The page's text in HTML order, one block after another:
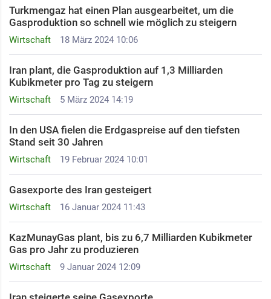
Wirtschaft 18 März 2024 10:06
Turkmengaz hat einen Plan ausgearbeitet, um die
Gasproduktion so schnell wie möglich zu steigern
Wirtschaft 5 März 2024 14:19
Iran plant, die Gasproduktion auf 1,3 Milliarden
Kubikmeter pro Tag zu steigern
Wirtschaft 19 Februar 2024 10:01
In den USA fielen die Erdgaspreise auf den tiefsten
Stand seit 30 Jahren
Wirtschaft 16 Januar 2024 11:43
Gasexporte des Iran gesteigert
Wirtschaft 9 Januar 2024 12:09
KazMunayGas plant, bis zu 6,7 Milliarden Kubikmeter
Gas pro Jahr zu produzieren